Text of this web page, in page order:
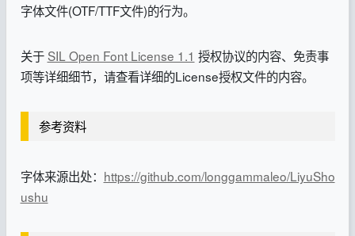
字体文件(OTF/TTF文件)的行为。
关于SIL Open Font License 1.1 授权协议的内容、免责事
项等详细细节，请查看详细的License授权文件的内容。
参考资料
字体来源出处： https://github.com/longgammaleo/LiyuSho
ushu